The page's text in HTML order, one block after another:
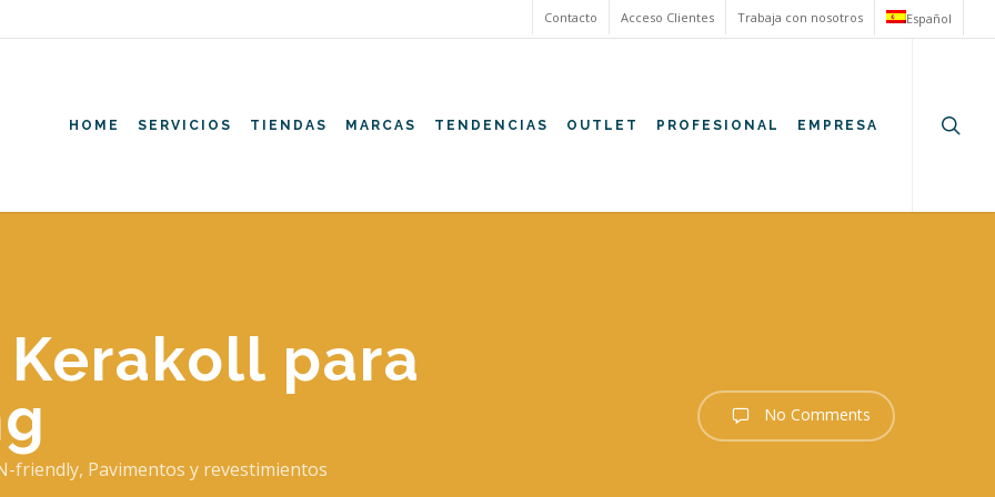
Contacto Acceso Clientes Trabaja con nosotros Español
HOME SERVICIOS TIENDAS MARCAS TENDENCIAS OUTLET PROFESIONAL EMPRESA
para
friendly, Pavimentos y revestimientos
No Comments